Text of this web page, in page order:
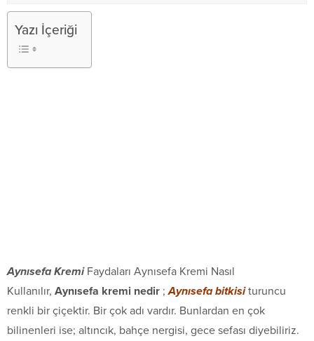
Yazı İçeriği
Aynısefa KremiFaydaları Aynısefa Kremi Nasıl
Kullanılır, Aynısefa kremi nedir ;Aynısefa bitkisituruncu
renkli bir çiçektir. Bir çok adı vardır. Bunlardan en çok
bilinenleri ise; altıncık, bahçe nergisi, gece sefası diyebiliriz.